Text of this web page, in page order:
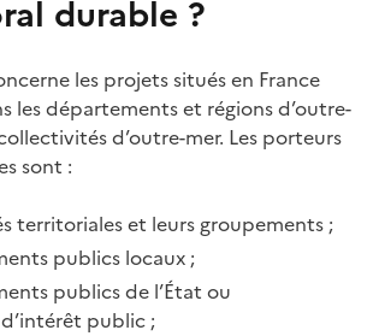
durable ?
les projets situés en France
les départements et régions d’outre-
d’outre-mer. Les porteurs
sont :
territoriales et leurs groupements ;
publics locaux ;
publics de l’État ou
public ;